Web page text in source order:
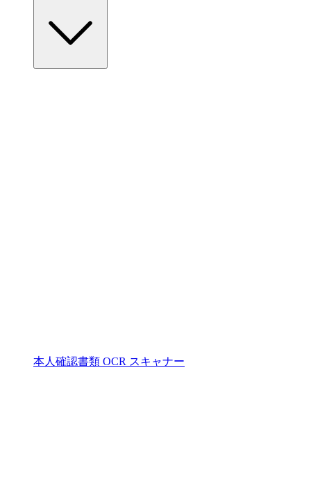
本人確認書類 OCR スキャナー